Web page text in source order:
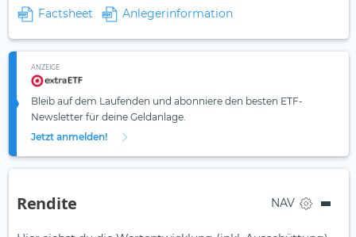
Factsheet Anlegerinformation
ANZEIGE
Bleib auf dem Laufenden und abonniere den besten ETF-
Newsletter für deine Geldanlage.
Jetzt anmelden!
Rendite NAV